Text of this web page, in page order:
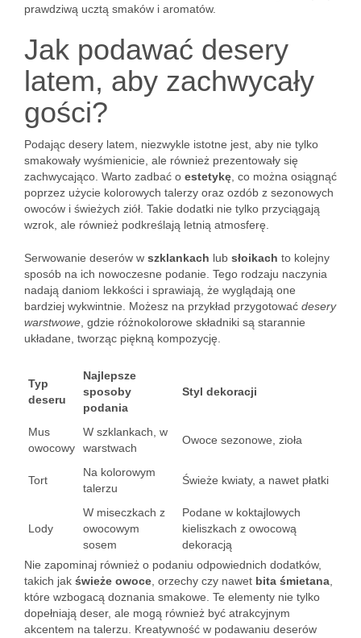
prawdziwą ucztą smaków i aromatów.
Jak podawać desery
latem, aby zachwycały
gości?
Podając desery latem, niezwykle istotne jest, aby nie tylko
smakowały wyśmienicie, ale również prezentowały się
zachwycająco. Warto zadbać o estetykę , co można osiągnąć
poprzez użycie kolorowych talerzy oraz ozdób z sezonowych
owoców i świeżych ziół. Takie dodatki nie tylko przyciągają
wzrok, ale również podkreślają letnią atmosferę.
Serwowanie deserów w szklankach lub słoikach to kolejny
sposób na ich nowoczesne podanie. Tego rodzaju naczynia
nadają daniom lekkości i sprawiają, że wyglądają one
bardziej wykwintnie. Możesz na przykład przygotować desery
warstwowe , gdzie różnokolorowe składniki są starannie
układane, tworząc piękną kompozycję.
Typ
deseru
Najlepsze
sposoby
podania
Styl dekoracji
Mus
owocowy
W szklankach, w
warstwach
Owoce sezonowe, zioła
Tort
Na kolorowym
talerzu
Świeże kwiaty, a nawet płatki
Lody
W miseczkach z
owocowym
sosem
Podane w koktajlowych
kieliszkach z owocową
dekoracją
Nie zapominaj również o podaniu odpowiednich dodatków,
takich jak świeże owoce , orzechy czy nawet bita śmietana
które wzbogacą doznania smakowe. Te elementy nie tylko
dopełniają deser, ale mogą również być atrakcyjnym
akcentem na talerzu. Kreatywność w podawaniu deserów